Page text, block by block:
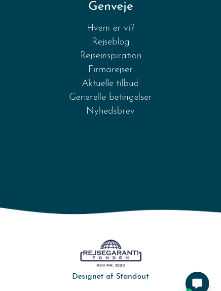
Genveje
Hvem er vi?
Rejseblog
Rejseinspiration
Firmarejser
Aktuelle tilbud
Generelle betingelser
Nyhedsbrev
Designet af Standout